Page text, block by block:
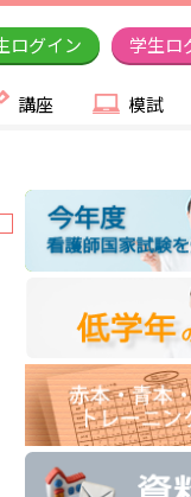
ログイン 学生ロ
講座 模試